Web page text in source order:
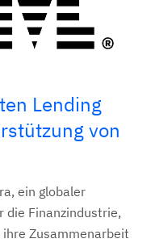
Lending
von
ein globaler
die Finanzindustrie,
ihre Zusammenarbeit